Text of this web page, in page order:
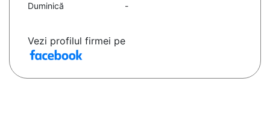
Duminică
-
Vezi profilul firmei pe